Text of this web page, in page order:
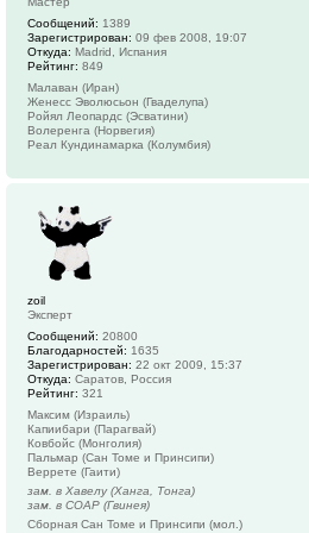
Сообщений: 1389
Зарегистрирован: 09 фев 2008, 19:07
Откуда: Madrid, Испания
Рейтинг: 849
Малаван (Иран)
Женесс Эволюсьон (Гваделупа)
Ройял Леопардс (Эсватини)
Волеренга (Норвегия)
Реал Кундинамарка (Колумбия)
zoil
Эксперт
Сообщений: 20800
Благодарностей: 1635
Зарегистрирован: 22 окт 2009, 15:37
Откуда: Саратов, Россия
Рейтинг: 321
Максим (Израиль)
Капиибари (Парагвай)
Ковбойс (Монголия)
Пальмар (Сан Томе и Принсипи)
Веррете (Гаити)
зам. в Хавелу (Ханга, Тонга)
зам. в СОАР (Гвинея)
Сборная Сан Томе и Принсипи (мол.)